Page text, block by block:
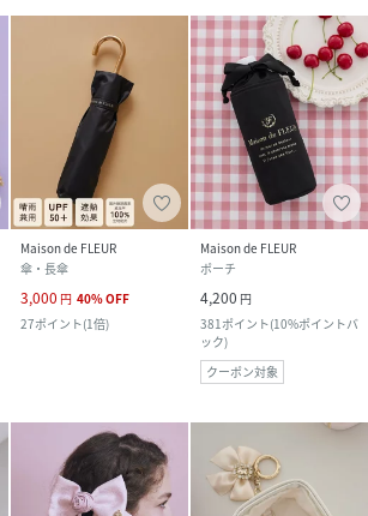
Maison de FLEUR
傘・長傘
3,000 円 40%OFF
27ポイント(1倍)
Maison de FLEUR
ポーチ
4,200 円
381 ポイント(10%ポイントバ
ック)
クーポン対象